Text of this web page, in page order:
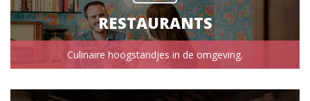
RESTAURANTS
Culinaire hoogstandjes in de omgeving.